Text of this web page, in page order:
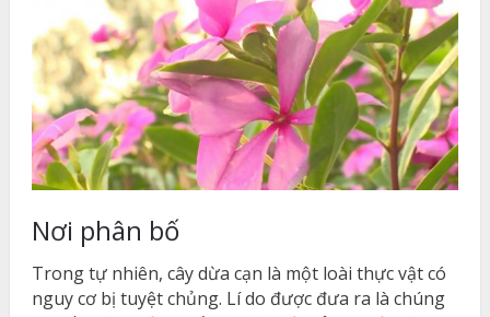
Nơi phân bố
Trong tự nhiên, cây dừa cạn là một loài thực vật có
nguy cơ bị tuyệt chủng. Lí do được đưa ra là chúng